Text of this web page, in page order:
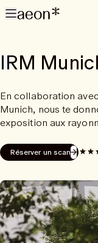
IRM
En collaboration
Munich, nous te
exposition aux
Réserver un scan